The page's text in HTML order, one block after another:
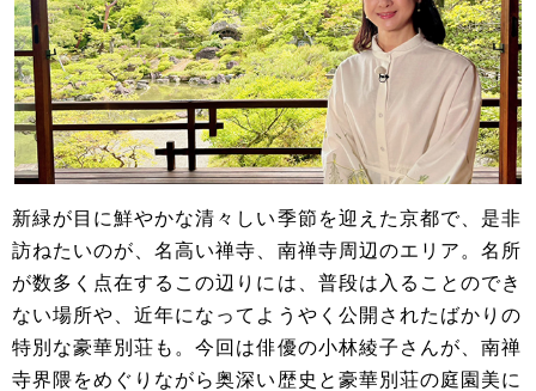
新緑が目に鮮やかな清々しい季節を迎えた京都で、是非
訪ねたいのが、名高い禅寺、南禅寺周辺のエリア。名所
が数多く点在するこの辺りには、普段は入ることのでき
ない場所や、近年になってようやく公開されたばかりの
特別な豪華別荘も。今回は俳優の小林綾子さんが、南禅
寺界隈をめぐりながら奥深い歴史と豪華別荘の庭園美に